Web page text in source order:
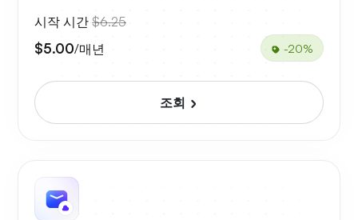
시작 시간 $6.25
$5.00/매년 -20%
조회